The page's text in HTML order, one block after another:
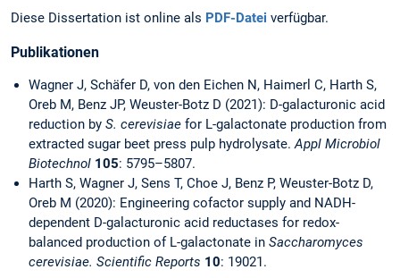
Diese Dissertation ist online als PDF-Datei verfügbar.
Publikationen
Wagner J, Schäfer D, von den Eichen N, Haimerl C, Harth S,
Oreb M, Benz JP, Weuster-Botz D (2021): D-galacturonic acid
reduction by S. cerevisiae for L-galactonate production from
extracted sugar beet press pulp hydrolysate.Appl Microbiol
Biotechnol 105: 5795–5807.
Harth S, Wagner J, Sens T, Choe J, Benz P, Weuster-Botz D,
Oreb M (2020): Engineering cofactor supply and NADH-
dependent D-galacturonic acid reductases for redox-
balanced production of L-galactonate in Saccharomyces
cerevisiae. Scientific Reports 10: 19021.